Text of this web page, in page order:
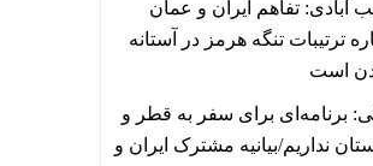
آبادی: تفاهم ایران و عمان
ترتیبات تنگه هرمز در آستانه
است
برنامه‌ای برای سفر به قطر و
نداریم/بیانیه مشترک ایران و